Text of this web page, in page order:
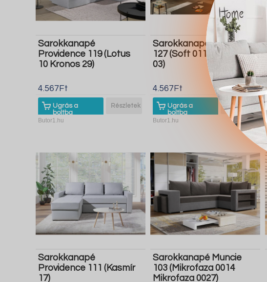
Sarokkanapé
Providence 119 (Lotus
10 Kronos 29)
4.567Ft
Ugrás a
boltba
Részletek
Butor1.hu
Sarokkanapé Comfivo
127 (Soft 011 Majorka
03)
4.567Ft
Ugrás a
boltba
Részletek
Butor1.hu
Sarokkanapé
Providence 111 (Kasmír
17)
Sarokkanapé Muncie
103 (Mikrofaza 0014
Mikrofaza 0027)